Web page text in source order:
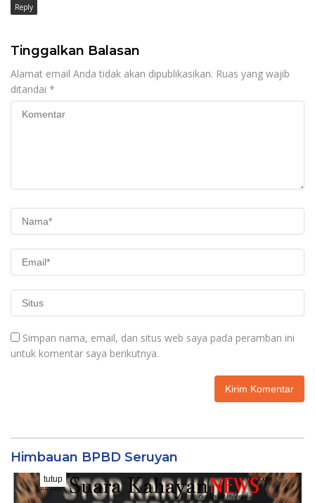
Reply
Tinggalkan Balasan
Alamat email Anda tidak akan dipublikasikan. Ruas yang wajib
ditandai *
Simpan nama, email, dan situs web saya pada peramban ini
untuk komentar saya berikutnya.
Himbauan BPBD Seruyan
tutup
..........